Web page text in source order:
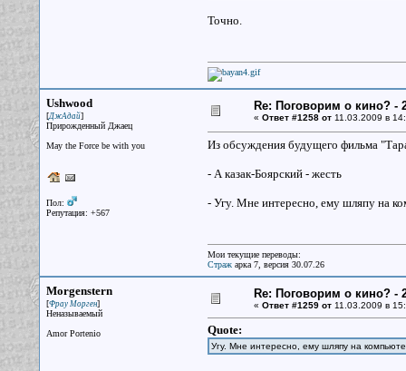
Точно.
Ushwood
[ДжАдай]
Прирожденный Джаец
May the Force be with you
Пол:
Репутация: +567
Re: Поговорим о кино? -
« Ответ #1258 от11.03.2009 в
Из обсуждения будущего фильма
- А казак-Боярский - жесть
- Угу. Мне интересно, ему шляпу на
Мои текущие переводы:
Стражарка 7, версия 30.07.26
Morgenstern
[Фрау Морген]
Неназываемый
Amor Portenio
Re: Поговорим о кино? -
« Ответ #1259 от11.03.2009 в
Quote:
Угу. Мне интересно, ему шляпу на